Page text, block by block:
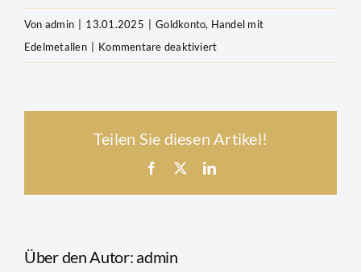
Newsletter
Von admin 13.01.2025 Goldkonto, Handel mit
Edelmetallen
Kommentare deaktiviertfür
der
Online-
Teilen Sie diesen Artikel!
Facebook LinkedIn
Über den Autor: admin